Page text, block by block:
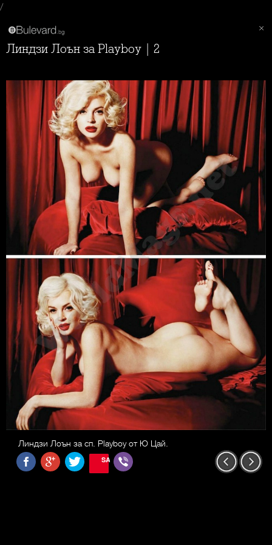
/
Линдзи Лоън за Playboy | 2
Линдзи Лоън за сп. Playboy от Ю Цай.
SAVE